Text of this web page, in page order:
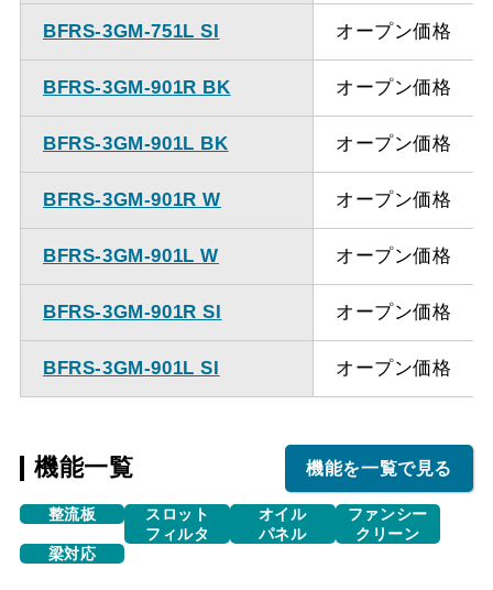
BFRS-3GM-751L SI オープン価格
BFRS-3GM-901R BK オープン価格
BFRS-3GM-901L BK オープン価格
BFRS-3GM-901R W オープン価格
BFRS-3GM-901L W オープン価格
BFRS-3GM-901R SI オープン価格
BFRS-3GM-901L SI オープン価格
機能一覧 機能を一覧で見る
整流板
スロット
フィルタ
オイル
パネル
ファンシー
クリーン
梁対応